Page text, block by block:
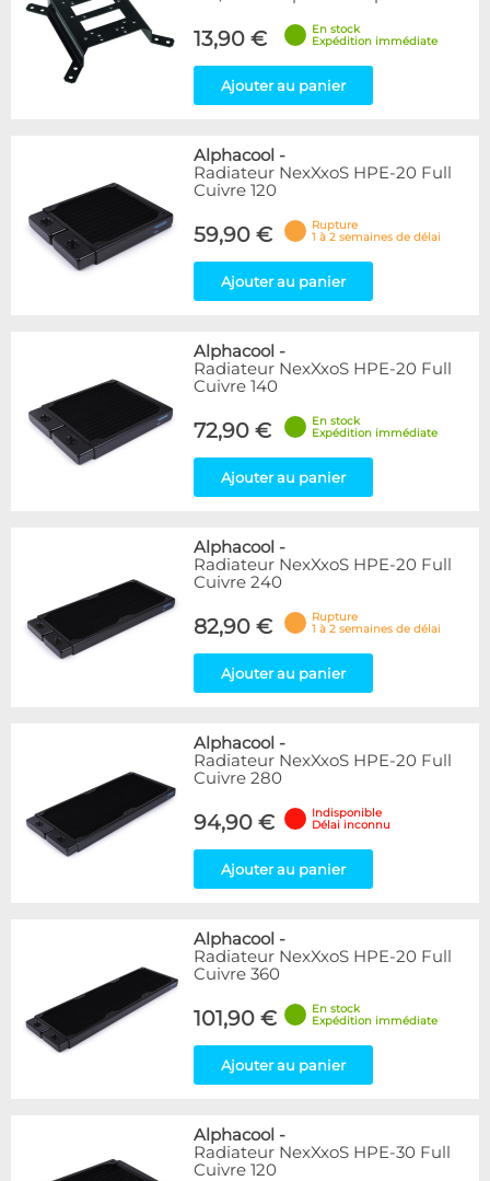
13,90 €
En stock
Expédition immédiate
Ajouter au panier
Alphacool -
Radiateur NexXxoS HPE-20 Full
Cuivre 120
59,90 €
Rupture
1 à 2 semaines de délai
Ajouter au panier
Alphacool -
Radiateur NexXxoS HPE-20 Full
Cuivre 140
72,90 €
En stock
Expédition immédiate
Ajouter au panier
Alphacool -
Radiateur NexXxoS HPE-20 Full
Cuivre 240
82,90 €
Rupture
1 à 2 semaines de délai
Ajouter au panier
Alphacool -
Radiateur NexXxoS HPE-20 Full
Cuivre 280
94,90 €
Indisponible
Délai inconnu
Ajouter au panier
Alphacool -
Radiateur NexXxoS HPE-20 Full
Cuivre 360
101,90 €
En stock
Expédition immédiate
Ajouter au panier
Alphacool -
Radiateur NexXxoS HPE-30 Full
Cuivre 120